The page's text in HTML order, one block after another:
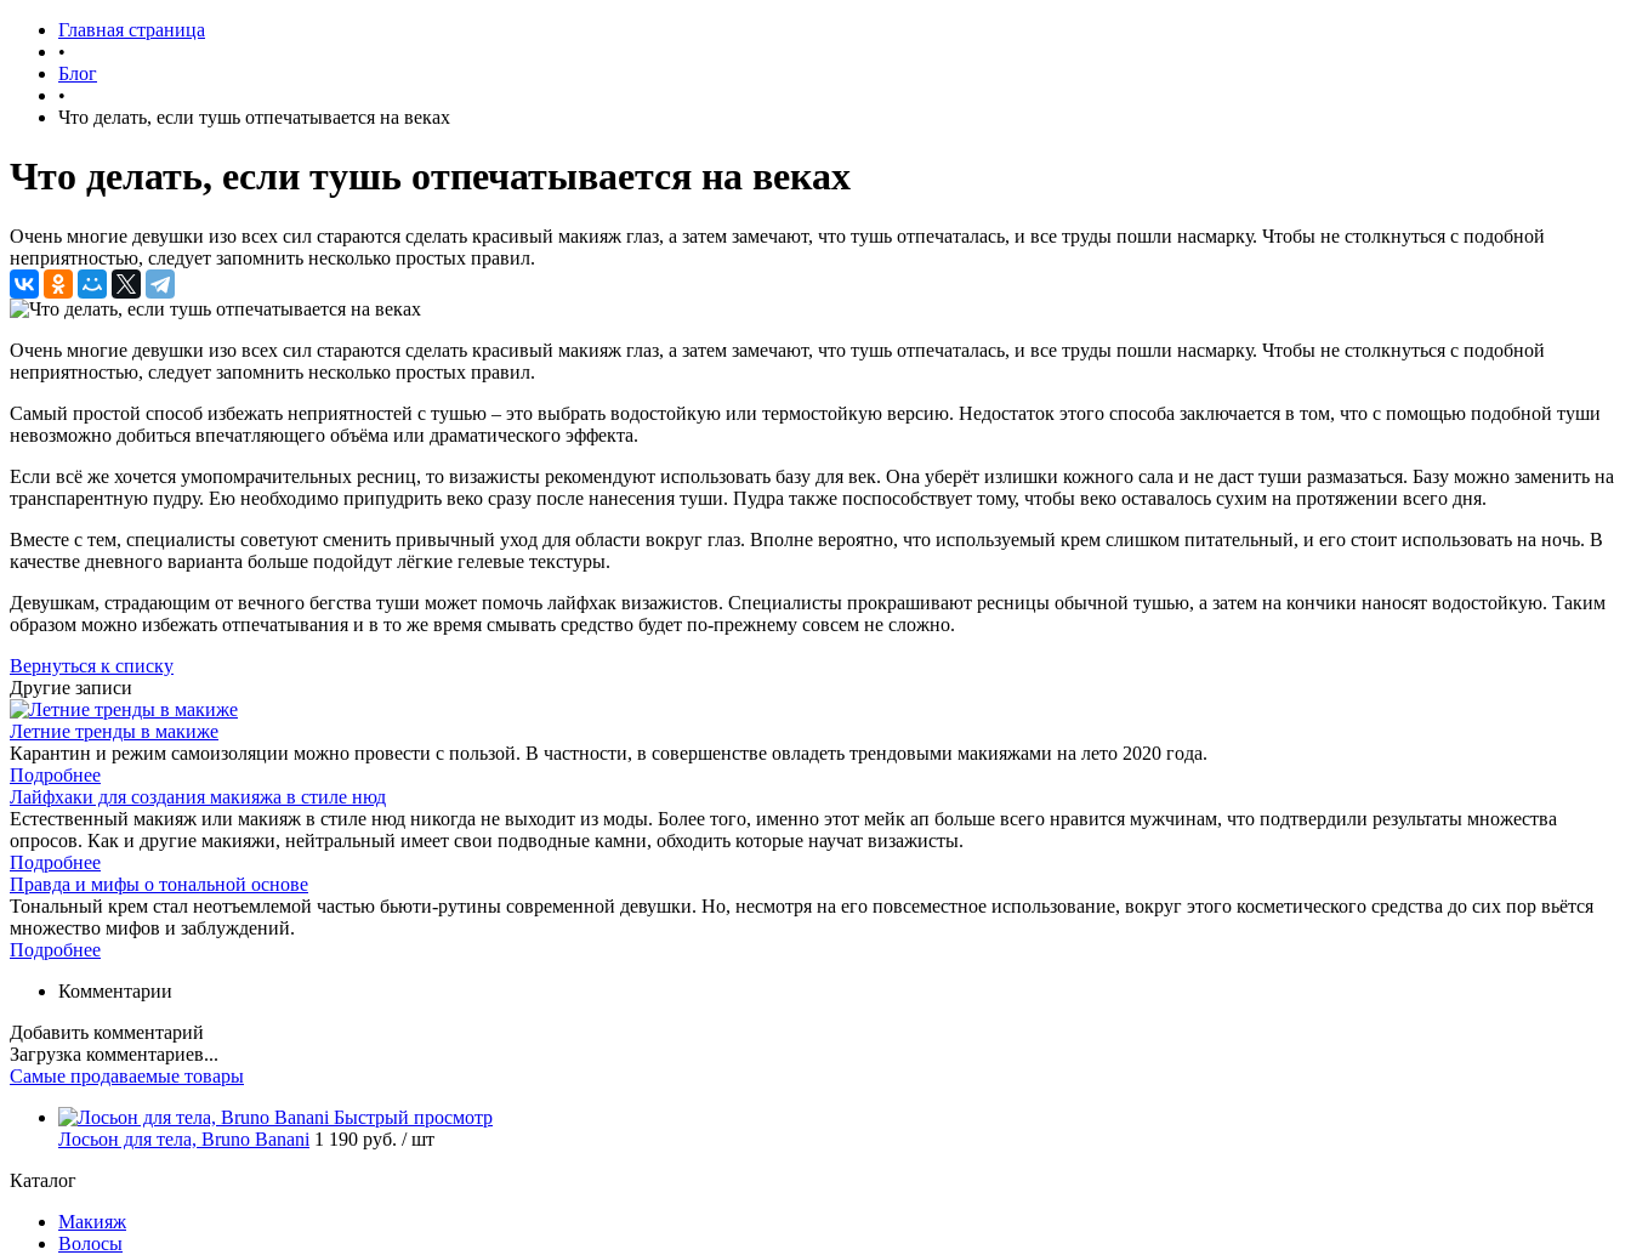
Главная страница
•
Блог
•
Что делать, если тушь отпечатывается на веках
Что делать, если тушь отпечатывается на веках
Очень многие девушки изо всех сил стараются сделать красивый макияж глаз, а затем замечают, что тушь отпечаталась, и все труды пошли насмарку. Чтобы не столкнуться с подобной
неприятностью, следует запомнить несколько простых правил.
Очень многие девушки изо всех сил стараются сделать красивый макияж глаз, а затем замечают, что тушь отпечаталась, и все труды пошли насмарку. Чтобы не столкнуться с подобной
неприятностью, следует запомнить несколько простых правил.
Самый простой способ избежать неприятностей с тушью – это выбрать водостойкую или термостойкую версию. Недостаток этого способа заключается в том, что с помощью подобной туши
невозможно добиться впечатляющего объёма или драматического эффекта.
Если всё же хочется умопомрачительных ресниц, то визажисты рекомендуют использовать базу для век. Она уберёт излишки кожного сала и не даст туши размазаться. Базу можно заменить на
транспарентную пудру. Ею необходимо припудрить веко сразу после нанесения туши. Пудра также поспособствует тому, чтобы веко оставалось сухим на протяжении всего дня.
Вместе с тем, специалисты советуют сменить привычный уход для области вокруг глаз. Вполне вероятно, что используемый крем слишком питательный, и его стоит использовать на ночь. В
качестве дневного варианта больше подойдут лёгкие гелевые текстуры.
Девушкам, страдающим от вечного бегства туши может помочь лайфхак визажистов. Специалисты прокрашивают ресницы обычной тушью, а затем на кончики наносят водостойкую. Таким
образом можно избежать отпечатывания и в то же время смывать средство будет по-прежнему совсем не сложно.
Вернуться к списку
Другие записи
Летние тренды в макиже
Карантин и режим самоизоляции можно провести с пользой. В частности, в совершенстве овладеть трендовыми макияжами на лето 2020 года.
Подробнее
Лайфхаки для создания макияжа в стиле нюд
Естественный макияж или макияж в стиле нюд никогда не выходит из моды. Более того, именно этот мейк ап больше всего нравится мужчинам, что подтвердили результаты множества
опросов. Как и другие макияжи, нейтральный имеет свои подводные камни, обходить которые научат визажисты.
Подробнее
Правда и мифы о тональной основе
Тональный крем стал неотъемлемой частью бьюти-рутины современной девушки. Но, несмотря на его повсеместное использование, вокруг этого косметического средства до сих пор вьётся
множество мифов и заблуждений.
Подробнее
Комментарии
Добавить комментарий
Загрузка комментариев...
Самые продаваемые товары
Быстрый просмотр
Лосьон для тела, Bruno Banani 1 190 руб. / шт
Каталог
Макияж
Волосы